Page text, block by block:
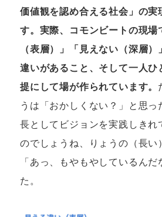
価値観を認め合える社会」の実
す。実際、コモンビートの現場
（表層）」「見えない（深層
違いがあること、そして一人ひ
提にして場が作られています。
うは「おかしくない？」と思
長としてビジョンを実践しきれ
のでしょうね、りょうの（長い
「あっ、もやもやしているん
た。